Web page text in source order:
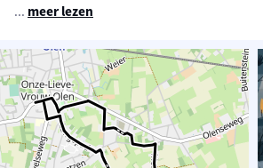
... meer lezen